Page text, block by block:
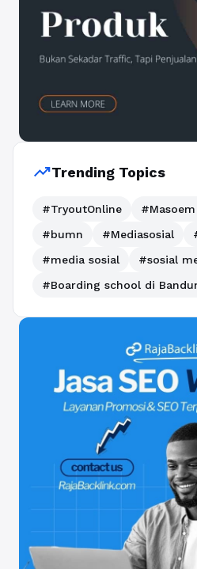
trending_upTrending Topics
#TryoutOnline
#bumn
#Mediasosial
#media sosial
#sosial
#Boarding school di